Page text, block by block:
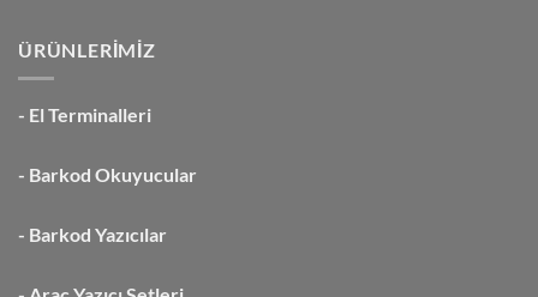
ÜRÜNLERİMİZ
- El Terminalleri
- Barkod Okuyucular
- Barkod Yazıcılar